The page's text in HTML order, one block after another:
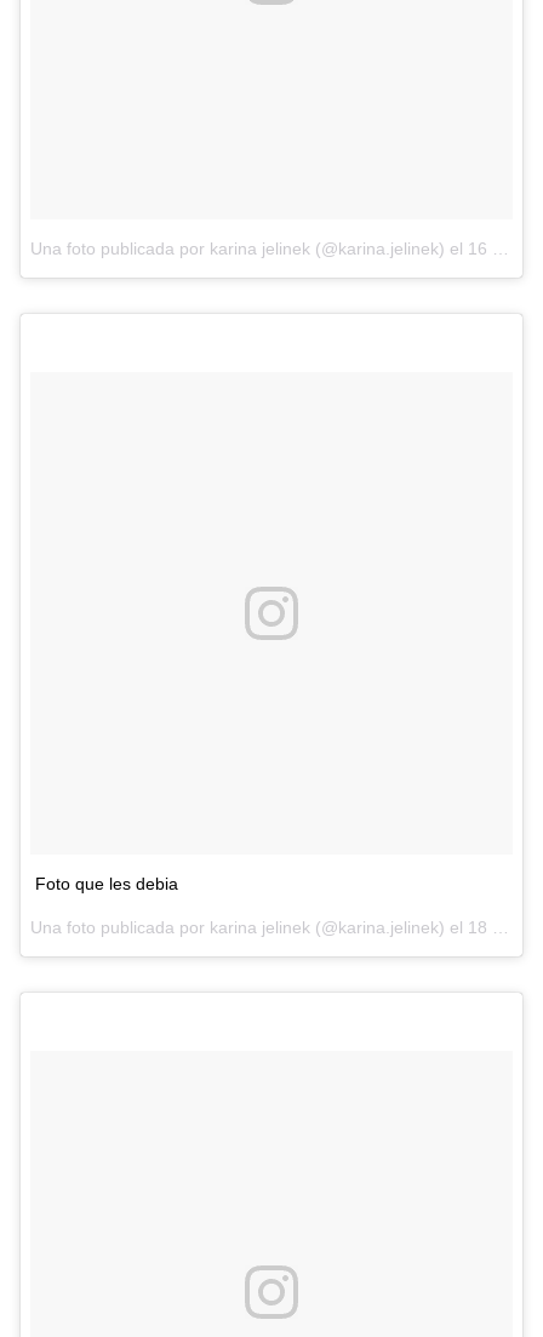
Una foto publicada por karina jelinek (@karina.jelinek) el 16 de Dic de 2016 a la(s) 4:47 PST
Foto que les debia
Una foto publicada por karina jelinek (@karina.jelinek) el 18 de Dic de 2016 a la(s) 3:04 PST